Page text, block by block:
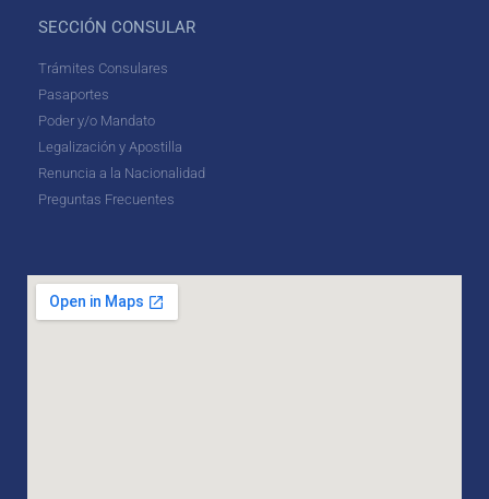
SECCIÓN CONSULAR
Trámites Consulares
Pasaportes
Poder y/o Mandato
Legalización y Apostilla
Renuncia a la Nacionalidad
Preguntas Frecuentes